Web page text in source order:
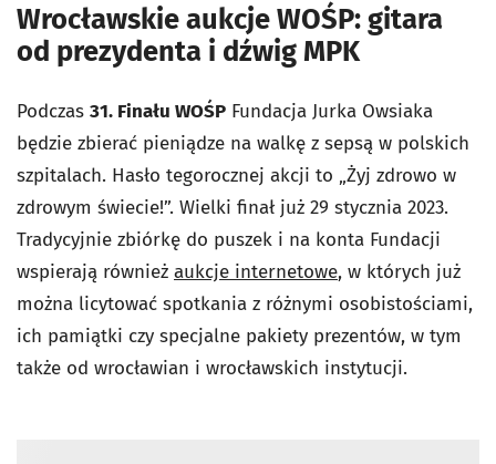
Wrocławskie aukcje WOŚP: gitara
od prezydenta i dźwig MPK
Podczas 31. Finału WOŚP Fundacja Jurka Owsiaka
będzie zbierać pieniądze na walkę z sepsą w polskich
szpitalach. Hasło tegorocznej akcji to „Żyj zdrowo w
zdrowym świecie!”. Wielki finał już 29 stycznia 2023.
Tradycyjnie zbiórkę do puszek i na konta Fundacji
wspierają również aukcje internetowe, w których już
można licytować spotkania z różnymi osobistościami,
ich pamiątki czy specjalne pakiety prezentów, w tym
także od wrocławian i wrocławskich instytucji.